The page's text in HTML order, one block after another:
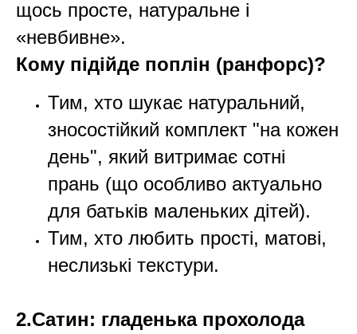
щось просте, натуральне і
«невбивне».
Кому підійде поплін (ранфорс)?
Тим, хто шукає натуральний,
зносостійкий комплект "на кожен
день", який витримає сотні
прань (що особливо актуально
для батьків маленьких дітей).
Тим, хто любить прості, матові,
неслизькі текстури.
2.Сатин: гладенька прохолода